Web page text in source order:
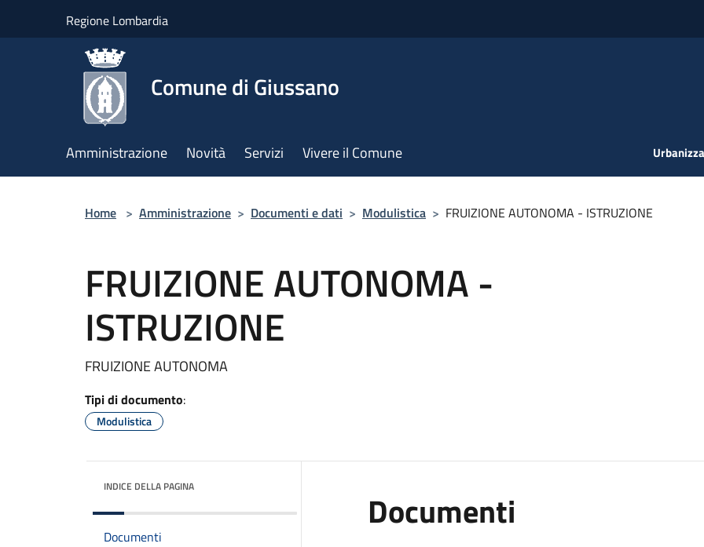
Regione Lombardia
Comune di Giussano
Amministrazione Novità Servizi Vivere il Comune
Home > Amministrazione > Documenti e dati > Modulistica > FRUIZIONE AUTONOMA - ISTRUZIONE
FRUIZIONE AUTONOMA -
ISTRUZIONE
FRUIZIONE AUTONOMA
Tipi di documento:
Modulistica
INDICE DELLA PAGINA
Documenti
Documenti